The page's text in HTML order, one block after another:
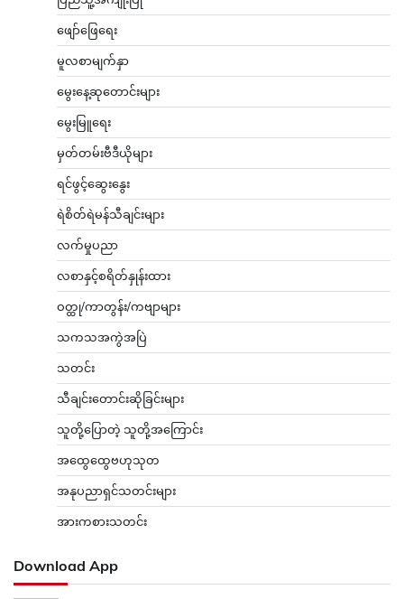
ဖျော်ဖြေရေး
မူလစာမျက်နှာ
မွေးနေ့ဆုတောင်းများ
မွေးမြူရေး
မှတ်တမ်းဗီဒီယိုများ
ရင်ဖွင့်ဆွေးနွေး
ရဲစိတ်ရဲမန်သီချင်းများ
လက်မှုပညာ
လစာနှင့်စရိတ်နှုန်းထား
ဝတ္ထု/ကာတွန်း/ကဗျာများ
သကသအကွဲအပြဲ
သတင်း
သီချင်းတောင်းဆိုခြင်းများ
သူတို့ပြောတဲ့ သူတို့အကြောင်း
အထွေထွေဗဟုသုတ
အနုပညာရှင်သတင်းများ
အားကစားသတင်း
Download App